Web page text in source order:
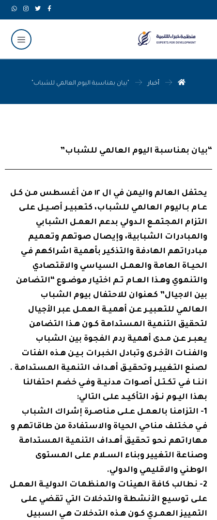
أخبار "بيان بمناسبة اليوم العالمي للشباب"
“بيان بمناسبة اليوم العالمي للشباب”
يحتفل العالم واليمن في ال ١٢ من أغسطس مـن كـل
عـام بـاليوم العالمي للشباب، كتعبيـر أصـيـل علـى
التزام المجتمـع الـدولي بدعم العمـل الشبابي
والمبادرات الشبابية، وإيصال صوتهم وتعميم
مبادراتهم الهادفة والتذكير بأهمية اشراكهم فـي
الحيـاة العامة والعمـل السياسي والاقتصادي
والتنموي وهـذا العـام تـم اختيار موضـوع “التضامن
بين الاجيال” كعنوان للاحتفال بيوم الشباب
العالمي للتعبيـر عـن أهميـة العمـل عبر الأجيال
لتحقيق التنمية المستدامة كـون هـذا التضامن
يعبـر عـن مـدى أهمية ردم الفجوة بين الشباب
والفنـات الأخـرى وتبادل الخبرات بـيـن هـذه الفئات
لصنع التغييـر وتحقيـق أهـداف التنمية المستدامة .
اننـا فـي تكـتـل أصـوات مدنيـة وفـي خضم احتفالنا
بهذا اليـوم نـؤد التأكيـد علـى التالي:
1- التزامنا بالعمـل عـلـى مناصـرة إشراك الشباب
فـي مختلف مناحي الحياة والاستفادة من طاقاتهم و
مهاراتهم نحو تحقيق أهـداف التنمية المستدامة
وصناعة التغيير وبناء السـلام علـى المستوى
الوطني والاقليمي والدولي.
2- نطالب كافة الهيئات والمنظمات الدوليـة العمـل
علـى توسيع الأنشطة والتدخلات التي تقضي علـى
التمييز العمـري كـون هـذه التدخلات هـي السبيل